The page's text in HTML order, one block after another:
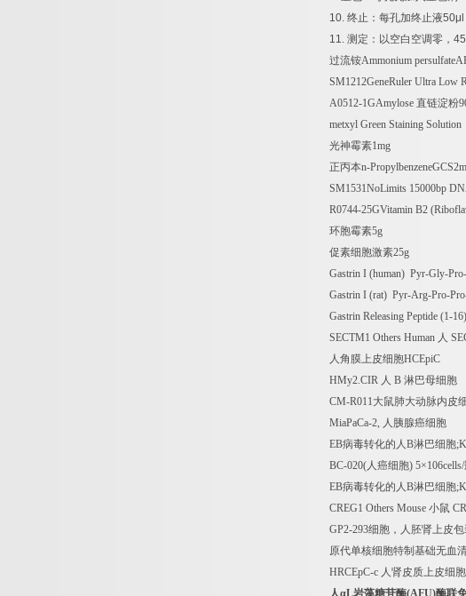
10. 终止：每孔加终止液50μl
11. 测定：以空白空调零，
过流铵Ammonium
SM1212GeneRuler Ultra Low
A0512-1GAmylose 直链淀粉
metxyl Green Staining Solution
光神霉素1mg
正丙本n-
SM1531NoLimits 15000bp
R0744-25GVitamin B2
环胞霉素5g
促素细胞激素25g
Gastrin I (human) Pyr-Gly-
Gastrin I (rat) Pyr-Arg-Pro-
Gastrin Releasing Peptide (1-
SECTM1 Others Human 人
人角膜上皮细胞HCEpiC
HMy2.CIR 人 B 淋巴母细胞
CM-R011大鼠肺大动脉内皮
MiaPaCa-2, 人胰腺癌细胞
EB病毒转化的人B淋巴细胞
BC-020(人癌细胞) 5×106cells/
EB病毒转化的人B淋巴细胞
CREG1 Others Mouse 小鼠
GP2-293细胞，人胚肾上皮
原代单核细胞特制基础无血
HRCEpC-c 人肾皮质上皮细胞
人αL岩藻糖苷酶(AFU)酶联